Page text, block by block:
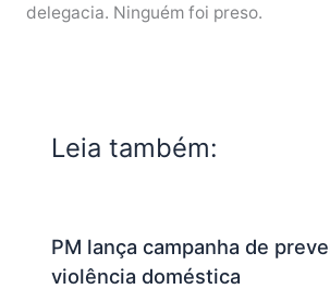
delegacia. Ninguém foi preso.
Leia também:
PM lança campanha de
violência doméstica